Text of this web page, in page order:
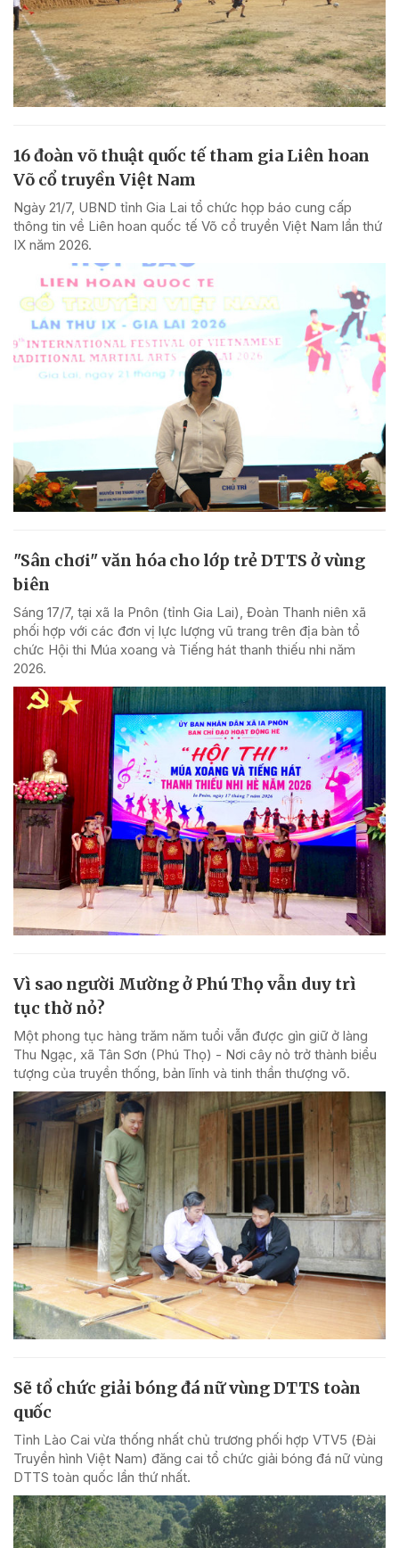
16 đoàn võ thuật quốc tế tham gia Liên hoan
Võ cổ truyền Việt Nam
Ngày 21/7, UBND tỉnh Gia Lai tổ chức họp báo cung cấp
thông tin về Liên hoan quốc tế Võ cổ truyền Việt Nam lần thứ
IX năm 2026.
"Sân chơi" văn hóa cho lớp trẻ DTTS ở vùng
biên
Sáng 17/7, tại xã Ia Pnôn (tỉnh Gia Lai), Đoàn Thanh niên xã
phối hợp với các đơn vị lực lượng vũ trang trên địa bàn tổ
chức Hội thi Múa xoang và Tiếng hát thanh thiếu nhi năm
2026.
Vì sao người Mường ở Phú Thọ vẫn duy trì
tục thờ nỏ?
Một phong tục hàng trăm năm tuổi vẫn được gìn giữ ở làng
Thu Ngạc, xã Tân Sơn (Phú Thọ) - Nơi cây nỏ trở thành biểu
tượng của truyền thống, bản lĩnh và tinh thần thượng võ.
Sẽ tổ chức giải bóng đá nữ vùng DTTS toàn
quốc
Tỉnh Lào Cai vừa thống nhất chủ trương phối hợp VTV5 (Đài
Truyền hình Việt Nam) đăng cai tổ chức giải bóng đá nữ vùng
DTTS toàn quốc lần thứ nhất.